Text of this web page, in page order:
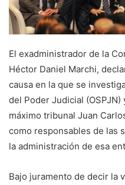
El exadministrador de la
Héctor Daniel Marchi,
causa en la que se
del Poder Judicial
máximo tribunal Juan
como responsables de las
la administración de esa
Bajo juramento de decir la